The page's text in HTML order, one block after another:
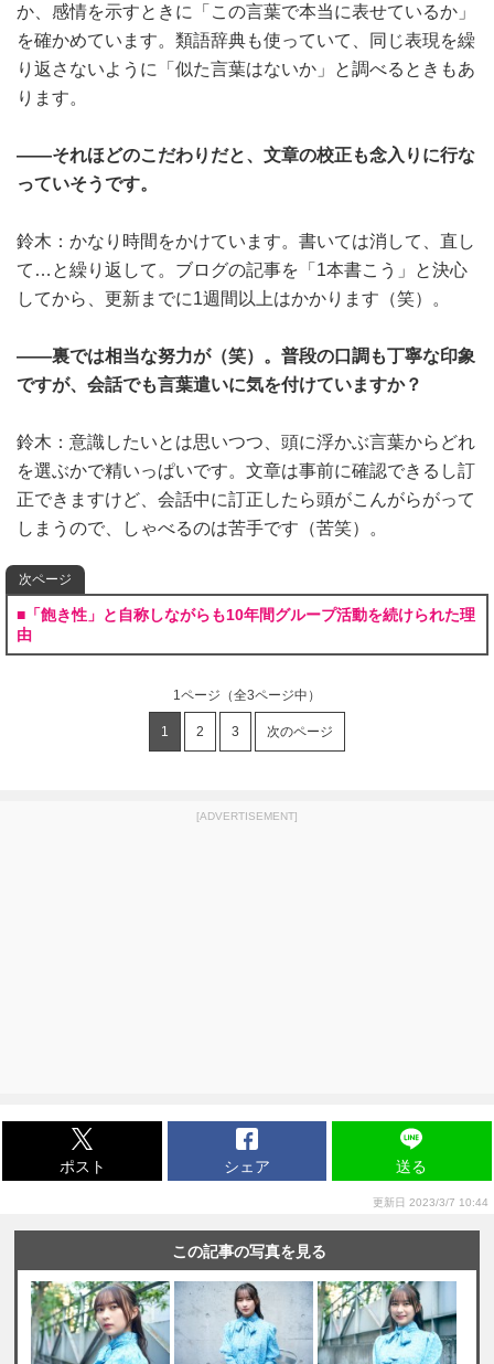
か、感情を示すときに「この言葉で本当に表せているか」
を確かめています。類語辞典も使っていて、同じ表現を繰
り返さないように「似た言葉はないか」と調べるときもあ
ります。
――それほどのこだわりだと、文章の校正も念入りに行な
っていそうです。
鈴木：かなり時間をかけています。書いては消して、直し
て…と繰り返して。ブログの記事を「1本書こう」と決心
してから、更新までに1週間以上はかかります（笑）。
――裏では相当な努力が（笑）。普段の口調も丁寧な印象
ですが、会話でも言葉遣いに気を付けていますか？
鈴木：意識したいとは思いつつ、頭に浮かぶ言葉からどれ
を選ぶかで精いっぱいです。文章は事前に確認できるし訂
正できますけど、会話中に訂正したら頭がこんがらがって
しまうので、しゃべるのは苦手です（苦笑）。
次ページ
■「飽き性」と自称しながらも10年間グループ活動を続けられた理
由
1ページ （全3ページ中）
1 2 3 次のページ
[ADVERTISEMENT]
ポスト シェア 送る
更新日 2023/3/7 10:44
この記事の写真を見る